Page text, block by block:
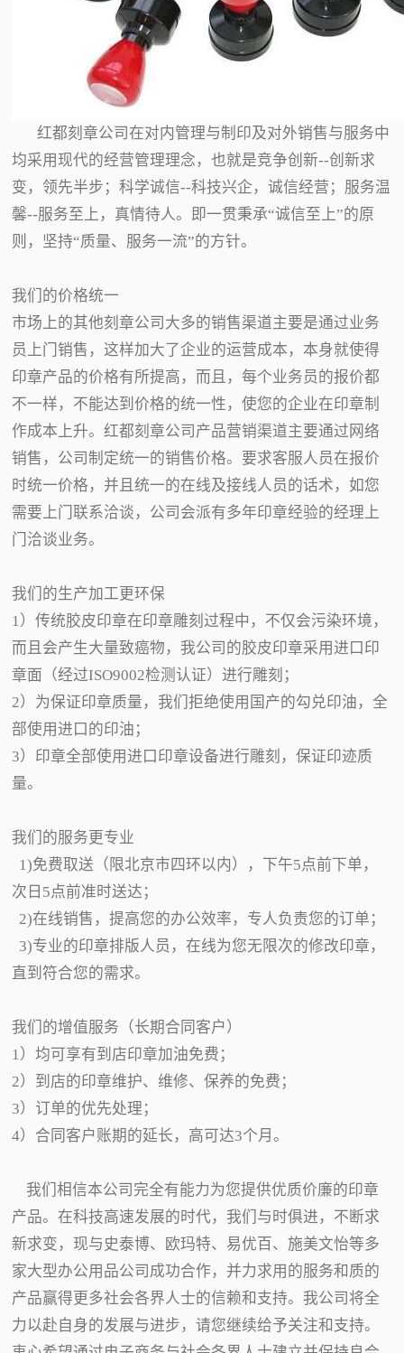
红都刻章公司在对内管理与制印及对外销售与服务中
均采用现代的经营管理理念，也就是竞争创新--创新求
变，领先半步；科学诚信--科技兴企，诚信经营；服务温
馨--服务至上，真情待人。即一贯秉承“诚信至上”的原
则，坚持“质量、服务一流”的方针。
我们的价格统一
市场上的其他刻章公司大多的销售渠道主要是通过业务
员上门销售，这样加大了企业的运营成本，本身就使得
印章产品的价格有所提高，而且，每个业务员的报价都
不一样，不能达到价格的统一性，使您的企业在印章制
作成本上升。红都刻章公司产品营销渠道主要通过网络
销售，公司制定统一的销售价格。要求客服人员在报价
时统一价格，并且统一的在线及接线人员的话术，如您
需要上门联系洽谈，公司会派有多年印章经验的经理上
门洽谈业务。
我们的生产加工更环保
1）传统胶皮印章在印章雕刻过程中，不仅会污染环境，
而且会产生大量致癌物，我公司的胶皮印章采用进口印
章面（经过ISO9002检测认证）进行雕刻；
2）为保证印章质量，我们拒绝使用国产的勾兑印油，全
部使用进口的印油；
3）印章全部使用进口印章设备进行雕刻，保证印迹质
量。
我们的服务更专业
1)免费取送（限北京市四环以内），下午5点前下单，
次日5点前准时送达；
2)在线销售，提高您的办公效率，专人负责您的订单；
3)专业的印章排版人员，在线为您无限次的修改印章，
直到符合您的需求。
我们的增值服务（长期合同客户）
1）均可享有到店印章加油免费；
2）到店的印章维护、维修、保养的免费；
3）订单的优先处理；
4）合同客户账期的延长，高可达3个月。
我们相信本公司完全有能力为您提供优质价廉的印章
产品。在科技高速发展的时代，我们与时俱进，不断求
新求变，现与史泰博、欧玛特、易优百、施美文怡等多
家大型办公用品公司成功合作，并力求用的服务和质的
产品赢得更多社会各界人士的信赖和支持。我公司将全
力以赴自身的发展与进步，请您继续给予关注和支持。